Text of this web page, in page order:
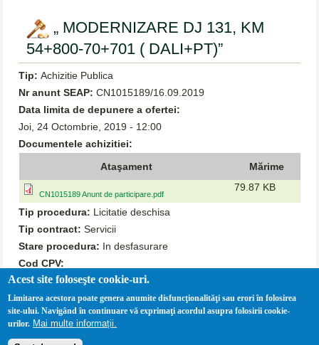
„ MODERNIZARE DJ 131, KM
54+800-70+701 ( DALI+PT)”
Tip:Achizitie Publica
Nr anunt SEAP:CN1015189/16.09.2019
Data limita de depunere a ofertei:
Joi, 24 Octombrie, 2019 - 12:00
Documentele achizitiei:
Ataşament
Mărime
CN1015189 Anunt de participare.pdf
79.87 KB
Tip procedura: Licitatie deschisa
Tip contract:Servicii
Stare procedura: In desfasurare
Cod CPV:
71322500-6 Servicii de proiectare tehnica pentru
infrastructura de transport (Rev.2)
Valoarea estimată:126 050.42
Acest site foloseşte cookie-uri.
Limitarea acestora poate genera anumite disfuncţionalităţi sau erori în folosirea
site-ului. Navigând în continuare vă exprimaţi acordul asupra folosirii cookie-
urilor. Mai multe informații.